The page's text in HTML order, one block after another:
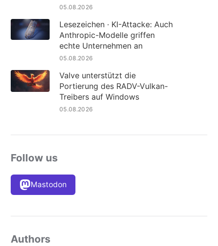
05.08.2026
Lesezeichen · KI-Attacke: Auch
Anthropic-Modelle griffen
echte Unternehmen an
05.08.2026
Valve unterstützt die
Portierung des RADV-Vulkan-
Treibers auf Windows
05.08.2026
Follow us
Mastodon
Authors